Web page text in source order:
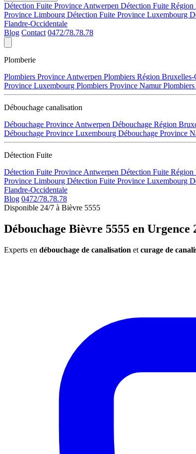
Détection Fuite Province Antwerpen Détection Fuite
Province Limbourg Détection Fuite Province Luxembourg
Flandre-Occidentale
Blog Contact 0472/78.78.78
Plomberie
Plombiers Province Antwerpen Plombiers Région Bruxelles-
Province Luxembourg Plombiers Province Namur
Débouchage canalisation
Débouchage Province Antwerpen Débouchage Région
Débouchage Province Luxembourg Débouchage Province
Détection Fuite
Détection Fuite Province Antwerpen Détection Fuite
Province Limbourg Détection Fuite Province Luxembourg
Flandre-Occidentale
Blog 0472/78.78.78
Disponible 24/7 à Bièvre 5555
Débouchage Bièvre 5555 en Urgence
Experts en débouchage de canalisation et curage de